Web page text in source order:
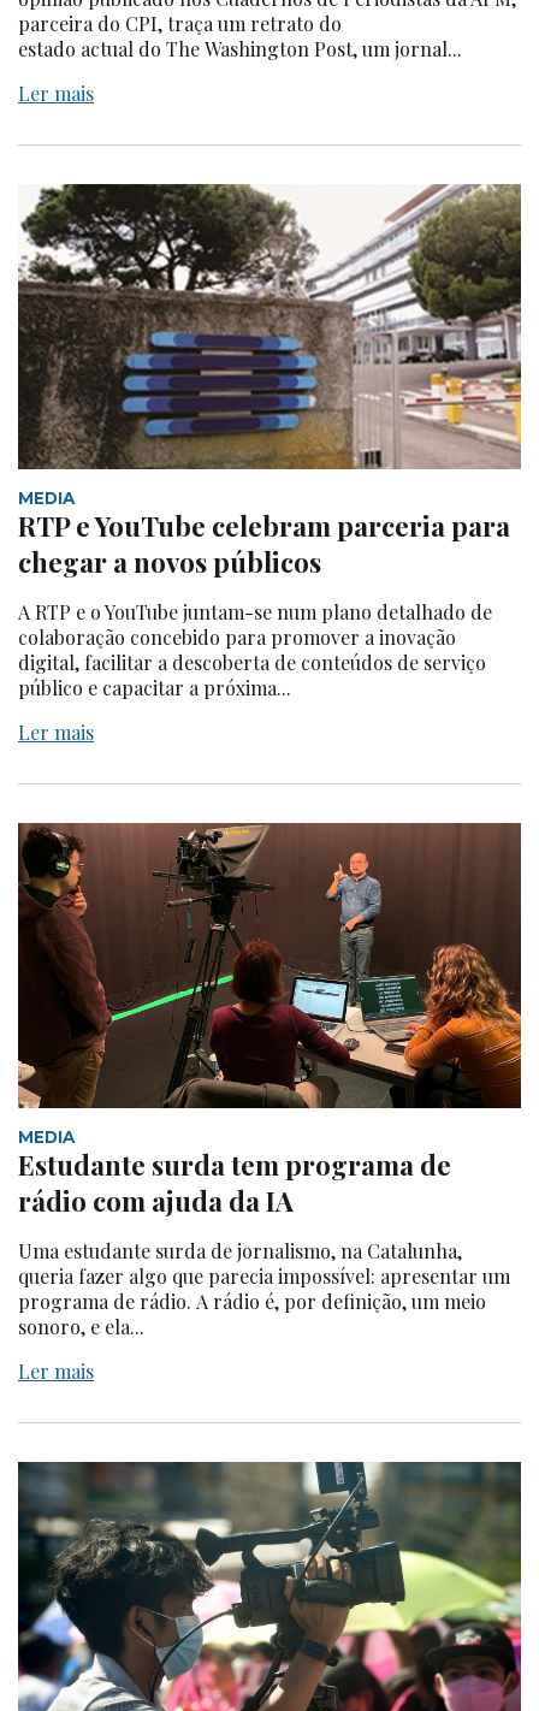
parceira do CPI, traça um retrato do
estado actual do The Washington Post, um jornal...
Ler mais
MEDIA
RTP e YouTube celebram parceria para
chegar a novos públicos
A RTP e o YouTube juntam-se num plano detalhado de
colaboração concebido para promover a inovação
digital, facilitar a descoberta de conteúdos de serviço
público e capacitar a próxima...
Ler mais
MEDIA
Estudante surda tem programa de
rádio com ajuda da IA
Uma estudante surda de jornalismo, na Catalunha,
queria fazer algo que parecia impossível: apresentar um
programa de rádio. A rádio é, por definição, um meio
sonoro, e ela...
Ler mais